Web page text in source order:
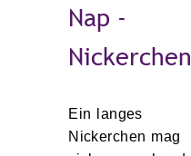
Nap -
Nickerchen
Ein langes
Nickerchen mag